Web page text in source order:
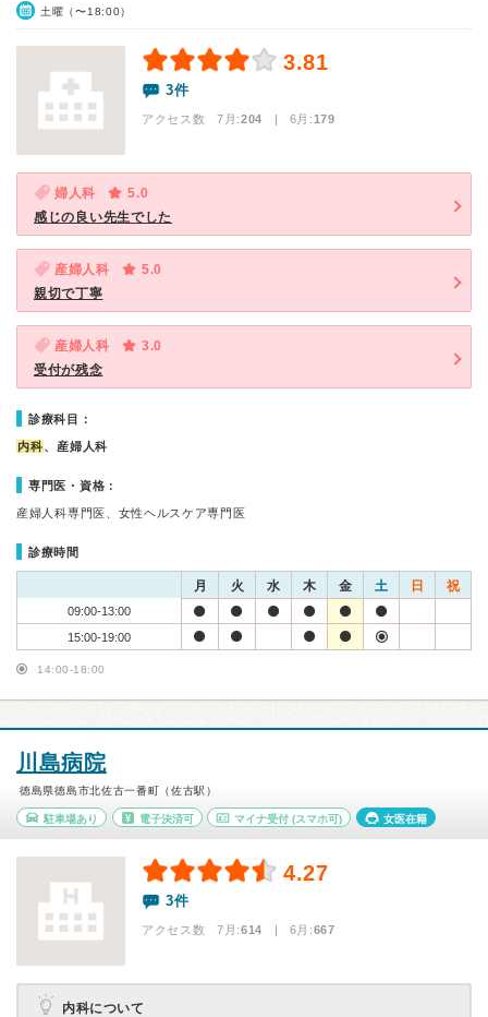
土曜（〜18:00）
3.81
3件
アクセス数 7月:204 | 6月:179
婦人科
5.0
感じの良い先生でした
産婦人科
5.0
親切で丁寧
産婦人科
3.0
受付が残念
診療科目：
内科、産婦人科
専門医・資格：
産婦人科専門医、女性ヘルスケア専門医
診療時間
月 火 水 木 金 土 日 祝
09:00-13:00
15:00-19:00
14:00-18:00
川島病院
徳島県徳島市北佐古一番町（佐古駅）
駐車場あり 電子決済可 マイナ受付 (スマホ可) 女医在籍
4.27
3件
アクセス数 7月:614 | 6月:667
内科について